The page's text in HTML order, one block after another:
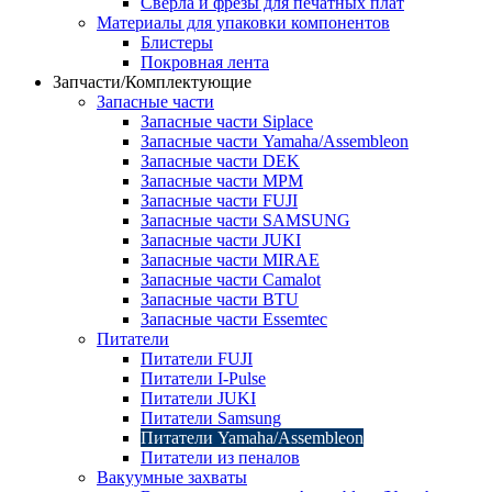
Материалы для упаковки компонентов
Блистеры
Покровная лента
Запчасти/Комплектующие
Запасные части
Запасные части Siplace
Запасные части Yamaha/Assembleon
Запасные части DEK
Запасные части MPM
Запасные части FUJI
Запасные части SAMSUNG
Запасные части JUKI
Запасные части MIRAE
Запасные части Camalot
Запасные части BTU
Запасные части Essemtec
Питатели
Питатели FUJI
Питатели I-Pulse
Питатели JUKI
Питатели Samsung
Питатели Yamaha/Assembleon
Питатели из пеналов
Вакуумные захваты